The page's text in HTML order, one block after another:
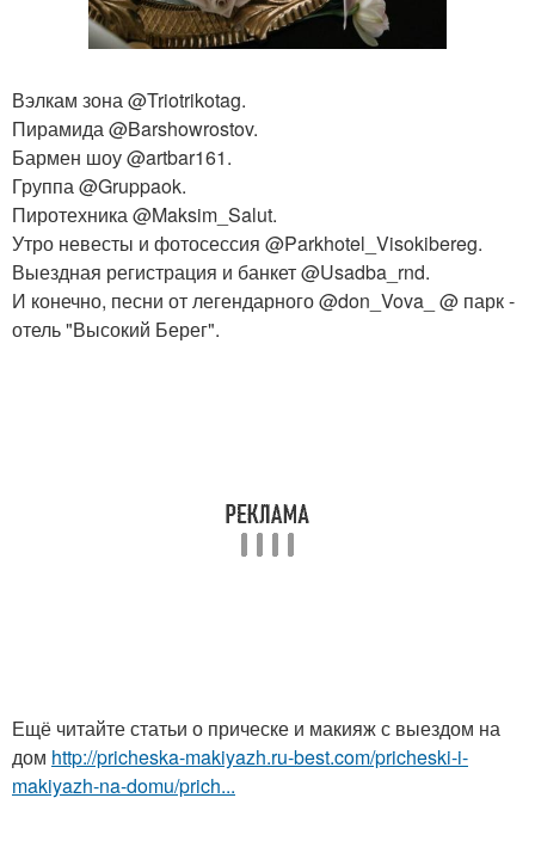
Вэлкам зона @Triotrikotag.
Пирамида @Barshowrostov.
Бармен шоу @artbar161.
Группа @Gruppaok.
Пиротехника @Maksim_Salut.
Утро невесты и фотосессия @Parkhotel_Visokibereg.
Выездная регистрация и банкет @Usadba_rnd.
И конечно, песни от легендарного @don_Vova_ @ парк -
отель "Высокий Берег".
Ещё читайте статьи о прическе и макияж с выездом на
дом http://pricheska-makiyazh.ru-best.com/pricheski-i-
makiyazh-na-domu/prich...